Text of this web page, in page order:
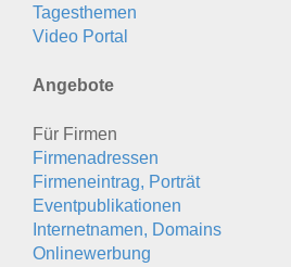
Tagesthemen
Video Portal
Angebote
Für Firmen
Firmenadressen
Firmeneintrag, Porträt
Eventpublikationen
Internetnamen, Domains
Onlinewerbung